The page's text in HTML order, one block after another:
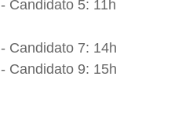
- Candidato 5: 11h
- Candidato 7: 14h
- Candidato 9: 15h